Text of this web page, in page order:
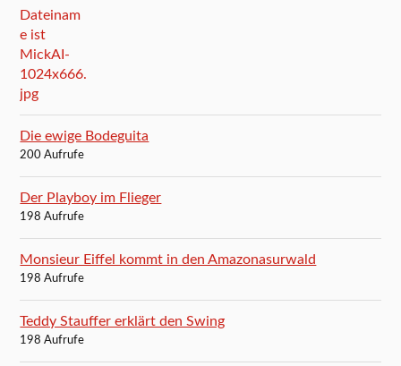
Die ewige Bodeguita
200 Aufrufe
Der Playboy im Flieger
198 Aufrufe
Monsieur Eiffel kommt in den Amazonasurwald
198 Aufrufe
Teddy Stauffer erklärt den Swing
198 Aufrufe